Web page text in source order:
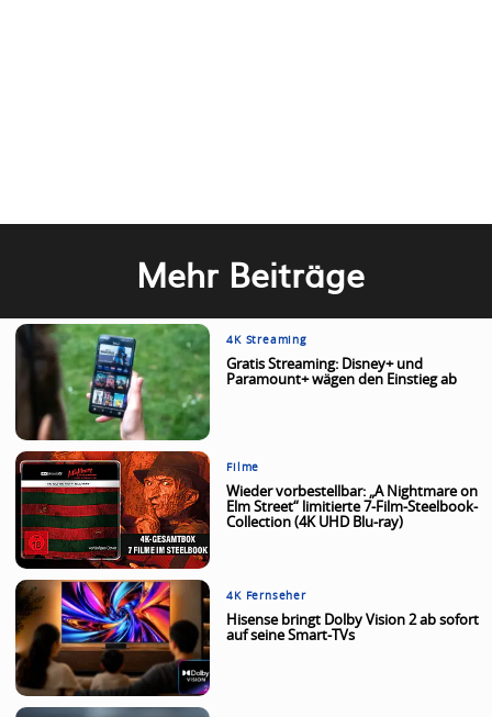
Mehr Beiträge
4K Streaming
Gratis Streaming: Disney+ und
Paramount+ wägen den Einstieg ab
Filme
Wieder vorbestellbar: „A Nightmare on
Elm Street“ limitierte 7-Film-Steelbook-
Collection (4K UHD Blu-ray)
4K Fernseher
Hisense bringt Dolby Vision 2 ab sofort
auf seine Smart-TVs